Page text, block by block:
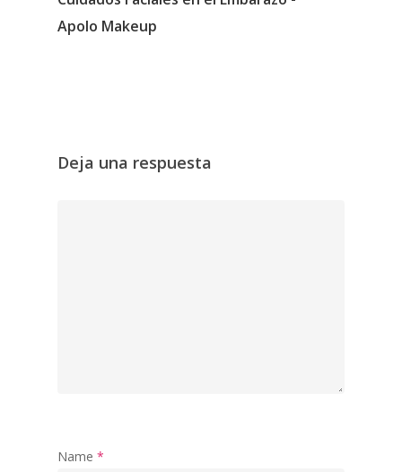
Apolo Makeup
Deja una respuesta
Name *